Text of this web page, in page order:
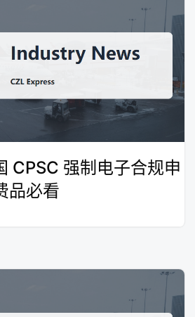
CPSC 强制电子合规申
品必看